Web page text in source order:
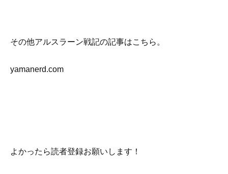
その他アルスラーン戦記の記事はこちら。
yamanerd.com
よかったら読者登録お願いします！